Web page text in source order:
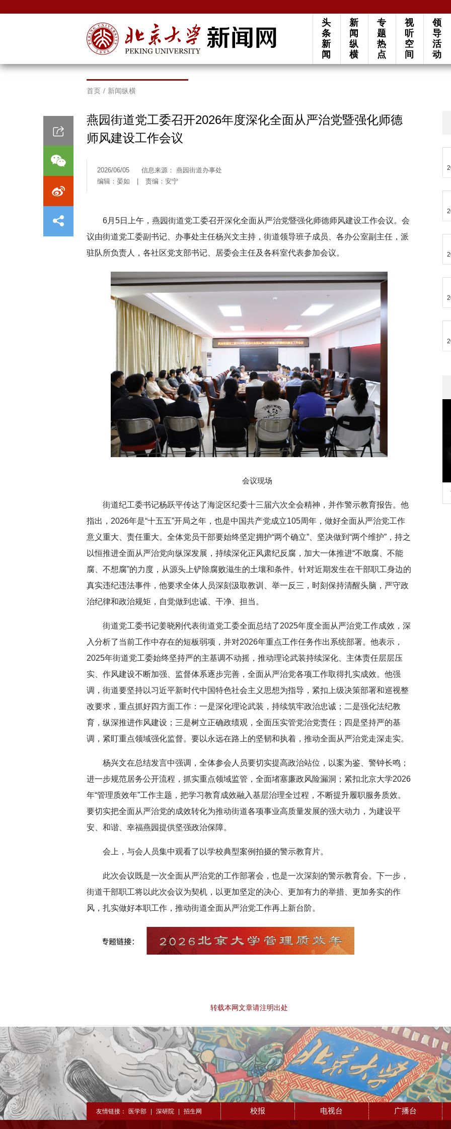
头
条
新
闻
新
闻
纵
横
专
题
热
点
视
听
空
间
领
导
活
动
首页 / 新闻纵横
燕园街道党工委召开2026年度深化全面从严治党暨强化师德
师风建设工作会议
2026/06/05
信息来源： 燕园街道办事处
编辑：晏如
责编：安宁
6月5日上午，燕园街道党工委召开深化全面从严治党暨强化师德师风建设工作会议。会
议由街道党工委副书记、办事处主任杨兴文主持，街道领导班子成员、各办公室副主任，派
驻队所负责人，各社区党支部书记、居委会主任及各科室代表参加会议。
会议现场
街道纪工委书记杨跃平传达了海淀区纪委十三届六次全会精神，并作警示教育报告。他
指出，2026年是“十五五”开局之年，也是中国共产党成立105周年，做好全面从严治党工作
意义重大、责任重大。全体党员干部要始终坚定拥护“两个确立”、坚决做到“两个维护”，持之
以恒推进全面从严治党向纵深发展，持续深化正风肃纪反腐，加大一体推进“不敢腐、不能
腐、不想腐”的力度，从源头上铲除腐败滋生的土壤和条件。针对近期发生在干部职工身边的
真实违纪违法事件，他要求全体人员深刻汲取教训、举一反三，时刻保持清醒头脑，严守政
治纪律和政治规矩，自觉做到忠诚、干净、担当。
街道党工委书记姜晓刚代表街道党工委全面总结了2025年度全面从严治党工作成效，深
入分析了当前工作中存在的短板弱项，并对2026年重点工作任务作出系统部署。他表示，
2025年街道党工委始终坚持严的主基调不动摇，推动理论武装持续深化、主体责任层层压
实、作风建设不断加强、监督体系逐步完善，全面从严治党各项工作取得扎实成效。他强
调，街道要坚持以习近平新时代中国特色社会主义思想为指导，紧扣上级决策部署和巡视整
改要求，重点抓好四方面工作：一是深化理论武装，持续筑牢政治忠诚；二是强化法纪教
育，纵深推进作风建设；三是树立正确政绩观，全面压实管党治党责任；四是坚持严的基
调，紧盯重点领域强化监督。要以永远在路上的坚韧和执着，推动全面从严治党走深走实。
杨兴文在总结发言中强调，全体参会人员要切实提高政治站位，以案为鉴、警钟长鸣；
进一步规范居务公开流程，抓实重点领域监管，全面堵塞廉政风险漏洞；紧扣北京大学2026
年“管理质效年”工作主题，把学习教育成效融入基层治理全过程，不断提升履职服务质效。
要切实把全面从严治党的成效转化为推动街道各项事业高质量发展的强大动力，为建设平
安、和谐、幸福燕园提供坚强政治保障。
会上，与会人员集中观看了以学校典型案例拍摄的警示教育片。
此次会议既是一次全面从严治党的工作部署会，也是一次深刻的警示教育会。下一步，
街道干部职工将以此次会议为契机，以更加坚定的决心、更加有力的举措、更加务实的作
风，扎实做好本职工作，推动街道全面从严治党工作再上新台阶。
转载本网文章请注明出处
育
友情链接： 医学部 | 深研院 | 招生网 校报 电视台 广播台